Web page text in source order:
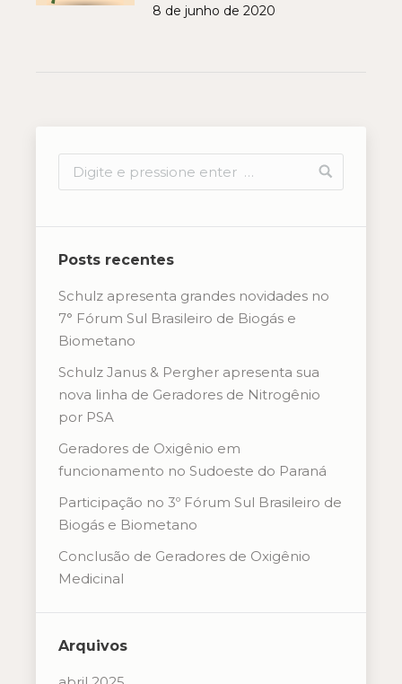
8 de junho de 2020
Posts recentes
Schulz apresenta grandes novidades no
7° Fórum Sul Brasileiro de Biogás e
Biometano
Schulz Janus & Pergher apresenta sua
nova linha de Geradores de Nitrogênio
por PSA
Geradores de Oxigênio em
funcionamento no Sudoeste do Paraná
Participação no 3º Fórum Sul Brasileiro de
Biogás e Biometano
Conclusão de Geradores de Oxigênio
Medicinal
Arquivos